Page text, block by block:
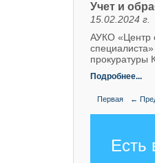
Учет и
15.02.2024 г.
АУКО «Центр
прокуратуры
Подробнее...
Первая ←
Есть